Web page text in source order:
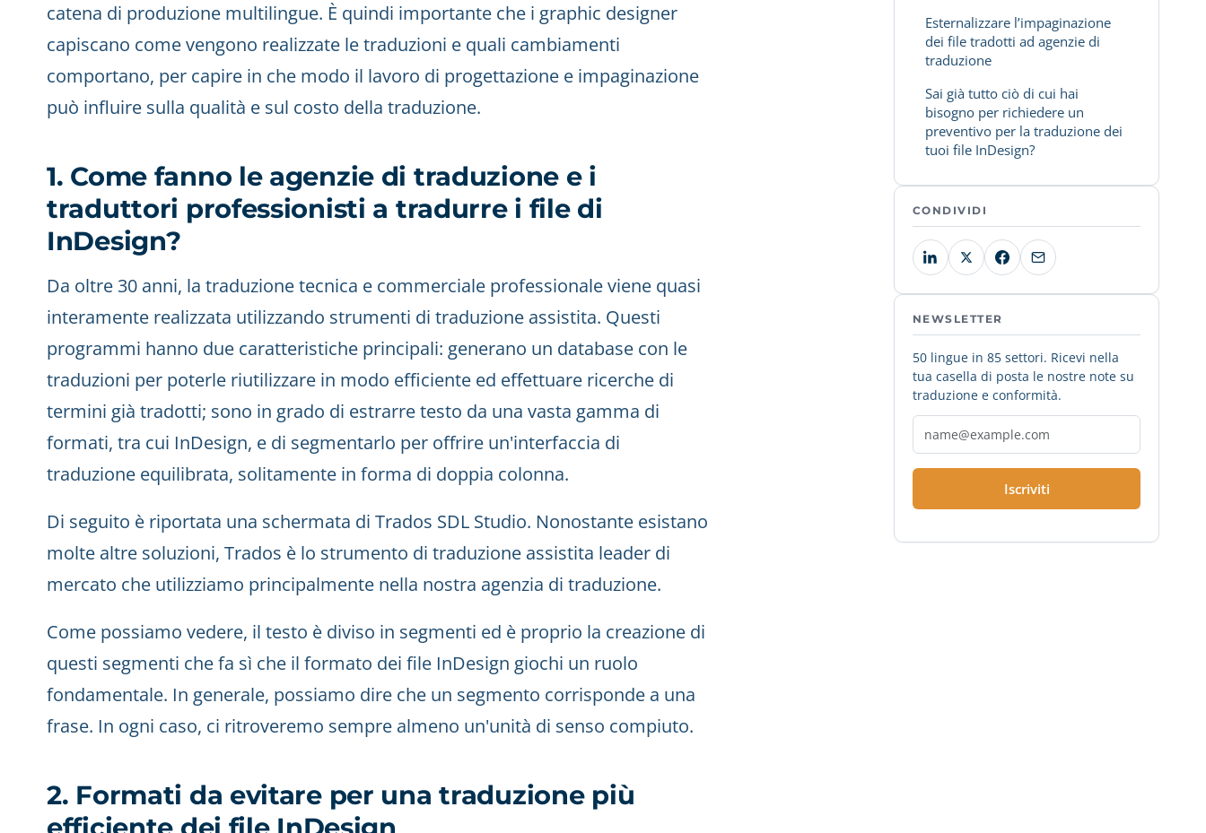
catena di produzione multilingue. È quindi importante che i graphic designer
capiscano come vengono realizzate le traduzioni e quali cambiamenti
comportano, per capire in che modo il lavoro di progettazione e impaginazione
può influire sulla qualità e sul costo della traduzione.
1. Come fanno le agenzie di traduzione e i
traduttori professionisti a tradurre i file di
InDesign?
Da oltre 30 anni, la traduzione tecnica e commerciale professionale viene quasi
interamente realizzata utilizzando strumenti di traduzione assistita. Questi
programmi hanno due caratteristiche principali: generano un database con le
traduzioni per poterle riutilizzare in modo efficiente ed effettuare ricerche di
termini già tradotti; sono in grado di estrarre testo da una vasta gamma di
formati, tra cui InDesign, e di segmentarlo per offrire un'interfaccia di
traduzione equilibrata, solitamente in forma di doppia colonna.
Di seguito è riportata una schermata di Trados SDL Studio. Nonostante esistano
molte altre soluzioni, Trados è lo strumento di traduzione assistita leader di
mercato che utilizziamo principalmente nella nostra agenzia di traduzione.
Come possiamo vedere, il testo è diviso in segmenti ed è proprio la creazione di
questi segmenti che fa sì che il formato dei file InDesign giochi un ruolo
fondamentale. In generale, possiamo dire che un segmento corrisponde a una
frase. In ogni caso, ci ritroveremo sempre almeno un'unità di senso compiuto.
2. Formati da evitare per una traduzione più
Esternalizzare l’impaginazione
dei file tradotti ad agenzie di
traduzione
Sai già tutto ciò di cui hai
bisogno per richiedere un
preventivo per la traduzione dei
tuoi file InDesign?
CONDIVIDI
NEWSLETTER
50 lingue in 85 settori. Ricevi nella
tua casella di posta le nostre note su
traduzione e conformità.
Iscriviti